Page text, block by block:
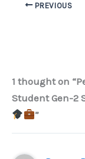
PREVIOUS
1 thought on
Student Gen-2
”